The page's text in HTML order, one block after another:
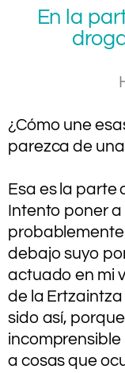
En la
¿Cómo une
parezca de
Esa es la parte
Intento poner
probablemente
debajo suyo
actuado en mi
de la
sido así,
incomprensible
a cosas que